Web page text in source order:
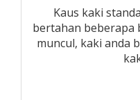
Kaus kaki
bertahan beberapa
muncul, kaki anda